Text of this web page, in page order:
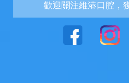
歡迎關注維港口腔，